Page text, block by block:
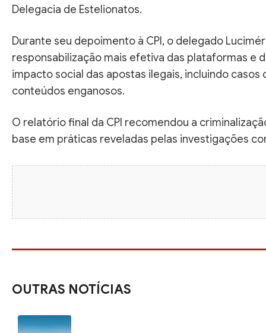
Delegacia de Estelionatos.
Durante seu depoimento à CPI, o delegado
responsabilização mais efetiva das plataformas e
impacto social das apostas ilegais, incluindo
conteúdos enganosos.
O relatório final da CPI recomendou a
base em práticas reveladas pelas investigações
OUTRAS NOTÍCIAS